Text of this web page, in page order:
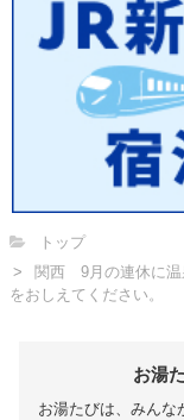
トップ
関西 9月の連休に温
をおしえてください。
お湯
お湯たびは、みんな